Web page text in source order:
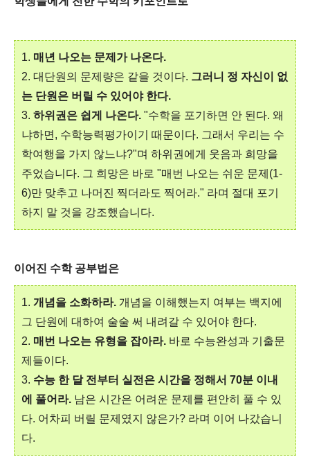
1. 매년 나오는 문제가 나온다.
2. 대단원의 문제량은 같을 것이다. 그러니 정 자신이 없
는 단원은 버릴 수 있어야 한다.
3. 하위권은 쉽게 나온다. "수학을 포기하면 안 된다. 왜
냐하면, 수학능력평가이기 때문이다. 그래서 우리는 수
학여행을 가지 않느냐?"며 하위권에게 웃음과 희망을
주었습니다. 그 희망은 바로 "매번 나오는 쉬운 문제(1-
6)만 맞추고 나머진 찍더라도 찍어라." 라며 절대 포기
하지 말 것을 강조했습니다.
이어진 수학 공부법은
1. 개념을 소화하라. 개념을 이해했는지 여부는 백지에
그 단원에 대하여 술술 써 내려갈 수 있어야 한다.
2. 매번 나오는 유형을 잡아라. 바로 수능완성과 기출문
제들이다.
3. 수능 한 달 전부터 실전은 시간을 정해서 70분 이내
에 풀어라. 남은 시간은 어려운 문제를 편안히 풀 수 있
다. 어차피 버릴 문제였지 않은가? 라며 이어 나갔습니
다.